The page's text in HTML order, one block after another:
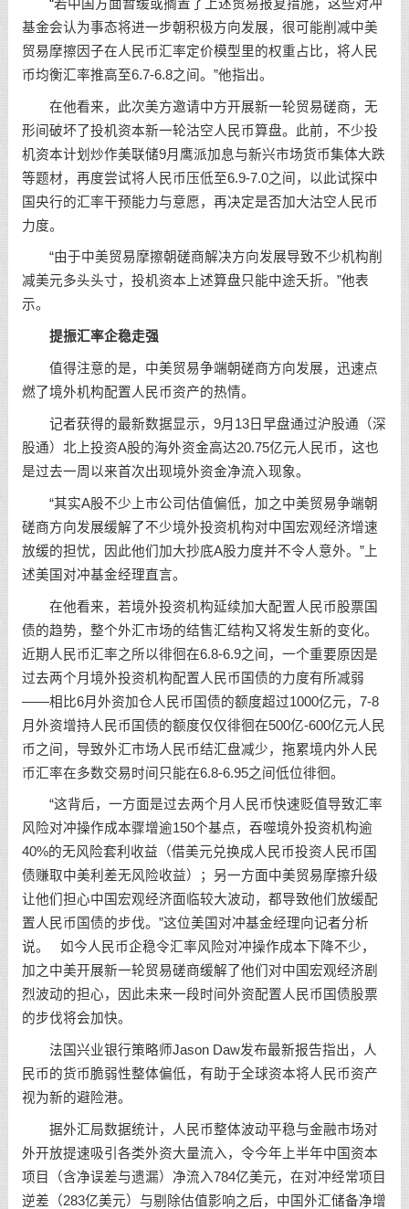
“若中国方面暂缓或搁置了上述贸易报复措施，这些对冲
基金会认为事态将进一步朝积极方向发展，很可能削减中美
贸易摩擦因子在人民币汇率定价模型里的权重占比，将人民
币均衡汇率推高至6.7-6.8之间。”他指出。
在他看来，此次美方邀请中方开展新一轮贸易磋商，无
形间破坏了投机资本新一轮沽空人民币算盘。此前，不少投
机资本计划炒作美联储9月鹰派加息与新兴市场货币集体大跌
等题材，再度尝试将人民币压低至6.9-7.0之间，以此试探中
国央行的汇率干预能力与意愿，再决定是否加大沽空人民币
力度。
“由于中美贸易摩擦朝磋商解决方向发展导致不少机构削
减美元多头头寸，投机资本上述算盘只能中途夭折。”他表
示。
提振汇率企稳走强
值得注意的是，中美贸易争端朝磋商方向发展，迅速点
燃了境外机构配置人民币资产的热情。
记者获得的最新数据显示，9月13日早盘通过沪股通（深
股通）北上投资A股的海外资金高达20.75亿元人民币，这也
是过去一周以来首次出现境外资金净流入现象。
“其实A股不少上市公司估值偏低，加之中美贸易争端朝
磋商方向发展缓解了不少境外投资机构对中国宏观经济增速
放缓的担忧，因此他们加大抄底A股力度并不令人意外。”上
述美国对冲基金经理直言。
在他看来，若境外投资机构延续加大配置人民币股票国
债的趋势，整个外汇市场的结售汇结构又将发生新的变化。
近期人民币汇率之所以徘徊在6.8-6.9之间，一个重要原因是
过去两个月境外投资机构配置人民币国债的力度有所减弱
——相比6月外资加仓人民币国债的额度超过1000亿元，7-8
月外资增持人民币国债的额度仅仅徘徊在500亿-600亿元人民
币之间，导致外汇市场人民币结汇盘减少，拖累境内外人民
币汇率在多数交易时间只能在6.8-6.95之间低位徘徊。
“这背后，一方面是过去两个月人民币快速贬值导致汇率
风险对冲操作成本骤增逾150个基点，吞噬境外投资机构逾
40%的无风险套利收益（借美元兑换成人民币投资人民币国
债赚取中美利差无风险收益）；另一方面中美贸易摩擦升级
让他们担心中国宏观经济面临较大波动，都导致他们放缓配
置人民币国债的步伐。”这位美国对冲基金经理向记者分析
说。 如今人民币企稳令汇率风险对冲操作成本下降不少，
加之中美开展新一轮贸易磋商缓解了他们对中国宏观经济剧
烈波动的担心，因此未来一段时间外资配置人民币国债股票
的步伐将会加快。
法国兴业银行策略师Jason Daw发布最新报告指出，人
民币的货币脆弱性整体偏低，有助于全球资本将人民币资产
视为新的避险港。
据外汇局数据统计，人民币整体波动平稳与金融市场对
外开放提速吸引各类外资大量流入，令今年上半年中国资本
项目（含净误差与遗漏）净流入784亿美元，在对冲经常项目
逆差（283亿美元）与剔除估值影响之后，中国外汇储备净增